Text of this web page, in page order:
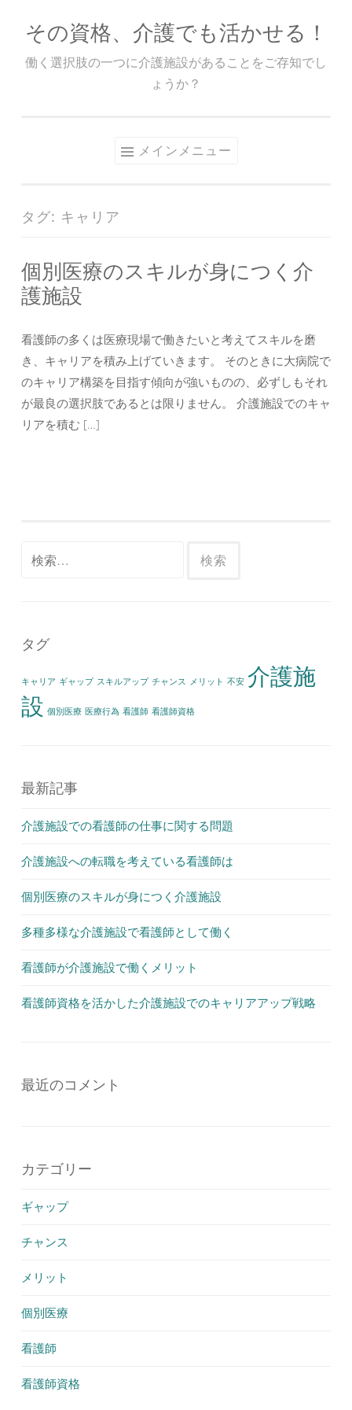
コ
テ
プ
その資格、介護でも活かせる！
働く選択肢の一つに介護施設があることをご存知でし
ょうか？
メインメニュー
タグ: キャリア
個別医療のスキルが身につく介
護施設
看護師の多くは医療現場で働きたいと考えてスキルを磨
き、キャリアを積み上げていきます。 そのときに大病院で
のキャリア構築を目指す傾向が強いものの、必ずしもそれ
が最良の選択肢であるとは限りません。 介護施設でのキャ
リアを積む […]
タグ
キャリア ギャップ スキルアップ チャンス メリット 不安 介護施
設 個別医療 医療行為 看護師 看護師資格
最新記事
介護施設での看護師の仕事に関する問題
介護施設への転職を考えている看護師は
個別医療のスキルが身につく介護施設
多種多様な介護施設で看護師として働く
看護師が介護施設で働くメリット
看護師資格を活かした介護施設でのキャリアアップ戦略
最近のコメント
カテゴリー
ギャップ
チャンス
メリット
個別医療
看護師
看護師資格